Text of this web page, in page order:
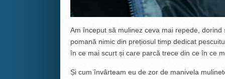
Am început să mulinez ceva mai repede,
pomană nimic din prețiosul timp dedicat
în ce mai scurt și care parcă trece din ce în ce
Și cum învârteam eu de zor de manivela